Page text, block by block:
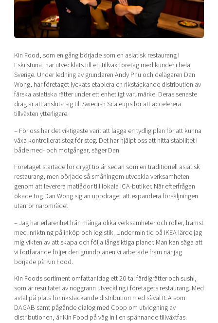
Shaping cities and regions
East Sweden Tech Women
Reversed mentorship
Current offers and activities
Upscaling
Talent & skills
Startup & industry collaboration
Offers to boost your business
Funding opportunities
Our community of companies
Projects
Publications
Project toolbox
Our clusters
Reach out to us
Locations
Today's lunch in Mjärdevi
Kin Food, som en gång började som en asiatisk restaurang i
Eskilstuna, har utvecklats till ett tillväxtföretag med kunder i hela
Sverige. Under ledning av grundaren Andy Phu och delägaren Dan
Wong, har företaget lyckats etablera en rikstäckande distribution av
färska asiatiska rätter under ett enhetligt varumärke. Deras senaste
drag är att ansluta sig till Swedish Scaleups för att accelerera
tillväxten ytterligare.
– För oss har det viktigaste varit att lägga en tydlig plan för att kunna
växa kontrollerat steg för steg. Det har hjälpt oss att hitta stabilitet i
både med- och motgångar, säger Dan.
Företaget startade för drygt tio år sedan som en traditionell asiatisk
restaurang, men började så småningom utveckla verksamheten
genom att leverera matlådor till lokala ICA-butiker. När efterfrågan
ökade tog Dan Wong sig an uppdraget att expandera försäljningen
utanför närområdet
– Jag har erfarenhet från många olika verksamheter och roller, främst
med inriktning på inköp och logistik. Under min tid på IKEA lärde jag
mig vikten av att skapa och följa långsiktiga planer. Man kan säga att
vi fortfarande följer den grundplanen vi arbetade fram när jag
började på Kin Food.
Kin Foods sortiment omfattar idag ett 20-tal färdigrätter och sushi,
som är resultatet av noggrann utveckling i företagets restaurang. Med
avtal på plats för rikstäckande distribution med såväl ICA som
DAGAB samt pågånde dialog med Coop om utvidgning av
distributionen, är Kin Food på väg in i en spännande tillväxtfas.